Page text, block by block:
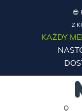
😎
Z
KAŻDY